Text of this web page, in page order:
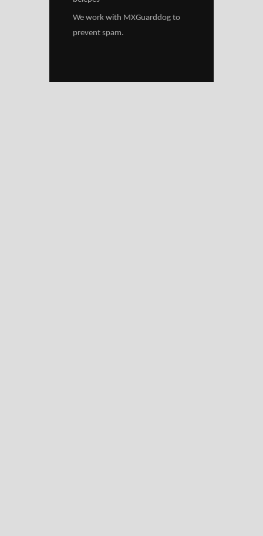
We work with MXGuarddog to
prevent spam.